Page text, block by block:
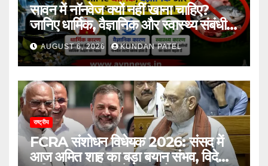
सावन में नॉनवेज क्यों नहीं खाना चाहिए?
जानिए धार्मिक, वैज्ञानिक और स्वास्थ्य संबंधी
कारण..
AUGUST 6, 2026 KUNDAN PATEL
राष्ट्रीय
FCRA संशोधन विधेयक 2026: संसद में
आज अमित शाह का बड़ा बयान संभव, विदेशी